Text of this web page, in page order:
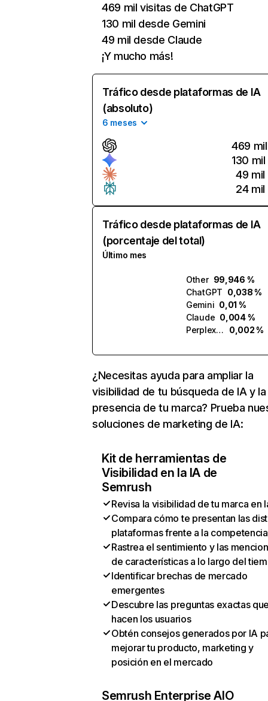
469 mil visitas de ChatGPT
130 mil desde Gemini
49 mil desde Claude
¡Y mucho más!
Tráfico desde plataformas de IA
(absoluto)
6 meses
469 mil
130 mil
49 mil
24 mil
Tráfico desde plataformas de IA
(porcentaje del total)
Último mes
Other 99,946 %
ChatGPT 0,038 %
Gemini 0,01 %
Claude 0,004 %
Perplexity
0,002 %
¿Necesitas ayuda para ampliar la
visibilidad de tu búsqueda de IA y la
presencia de tu marca? Prueba
soluciones de marketing de IA:
Kit de herramientas de
Visibilidad en la IA de
Semrush
Revisa la visibilidad de tu marca en
Compara cómo te presentan las
plataformas frente a la competencia
Rastrea el sentimiento y las
de características a lo largo del
Identificar brechas de mercado
emergentes
Descubre las preguntas exactas
hacen los usuarios
Obtén consejos generados por IA
mejorar tu producto, marketing y
posición en el mercado
Semrush Enterprise AIO